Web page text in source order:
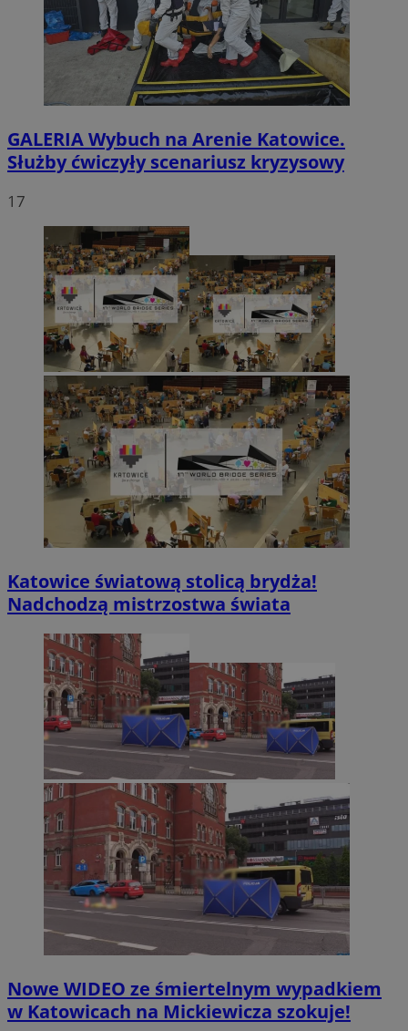
GALERIAWybuch na Arenie Katowice.
Służby ćwiczyły scenariusz kryzysowy
17
Katowice światową stolicą brydża!
Nadchodzą mistrzostwa świata
Nowe WIDEO ze śmiertelnym wypadkiem
w Katowicach na Mickiewicza szokuje!